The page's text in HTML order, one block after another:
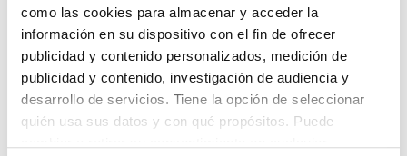
como las cookies para almacenar y acceder la
información en su dispositivo con el fin de ofrecer
publicidad y contenido personalizados, medición de
publicidad y contenido, investigación de audiencia y
desarrollo de servicios. Tiene la opción de seleccionar
quién usa sus datos y con qué propósitos. Puede
Lo sentimos, no sabemos como
te hemos traido hasta aquí.
Pero puedes encontrar el coche que estás
buscando en alguno de estos enlaces: